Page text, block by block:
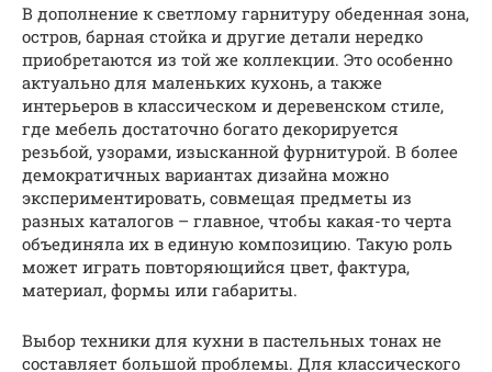
В дополнение к светлому гарнитуру обеденная зона,
остров, барная стойка и другие детали нередко
приобретаются из той же коллекции. Это особенно
актуально для маленьких кухонь, а также
интерьеров в классическом и деревенском стиле,
где мебель достаточно богато декорируется
резьбой, узорами, изысканной фурнитурой. В более
демократичных вариантах дизайна можно
экспериментировать, совмещая предметы из
разных каталогов – главное, чтобы какая-то черта
объединяла их в единую композицию. Такую роль
может играть повторяющийся цвет, фактура,
материал, формы или габариты.
Выбор техники для кухни в пастельных тонах не
составляет большой проблемы. Для классического